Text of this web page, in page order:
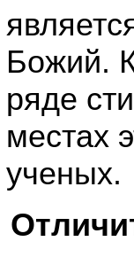
Божий.
ряде
местах
ученых.